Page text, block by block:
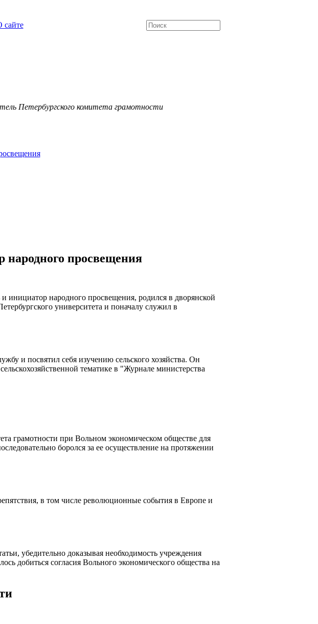
сайте
Петербургского комитета грамотности
народного просвещения
инициатор народного просвещения, родился в дворянской
университета и поначалу служил в
и посвятил себя изучению сельского хозяйства. Он
тематике в "Журнале министерства
грамотности при Вольном экономическом обществе для
боролся за ее осуществление на протяжении
в том числе революционные события в Европе и
убедительно доказывая необходимость учреждения
добиться согласия Вольного экономического общества на